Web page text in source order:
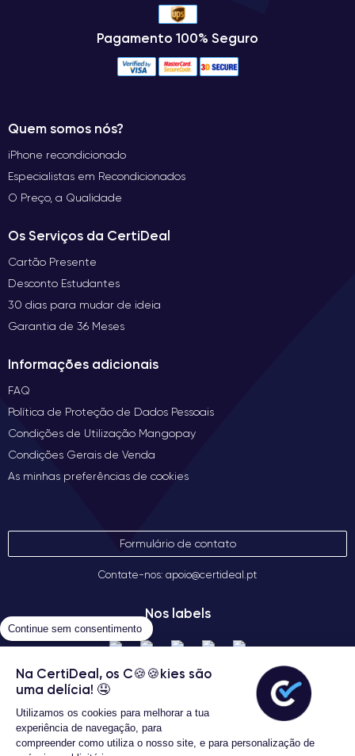
Pagamento 100% Seguro
Quem somos nós?
iPhone recondicionado
Especialistas em Recondicionados
O Preço, a Qualidade
Os Serviços da CertiDeal
Cartão Presente
Desconto Estudantes
30 dias para mudar de ideia
Garantia de 36 Meses
Informações adicionais
FAQ
Política de Proteção de Dados Pessoais
Condições de Utilização Mangopay
Condições Gerais de Venda
As minhas preferências de cookies
Formulário de contato
Contate-nos: apoio@certideal.pt
Nos labels
Continue sem consentimento
Na CertiDeal, os C🍪🍪kies são
uma delícia! 🤤
Utilizamos os cookies para melhorar a tua
experiência de navegação, para
compreender como utiliza o nosso site, e para personalização de